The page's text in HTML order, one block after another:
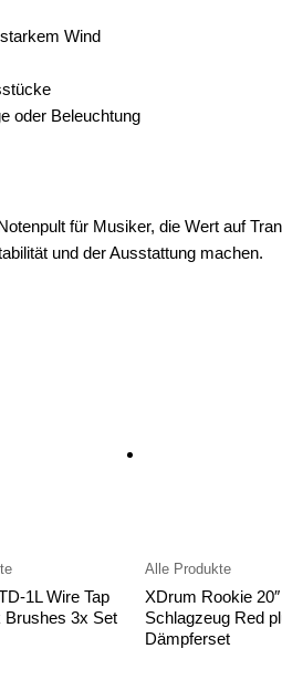
Wind
oder Beleuchtung
für Musiker, die Wert auf
und der Ausstattung machen.
1L Wire Tap
Brushes 3x Set
Alle Produkte
XDrum Rookie
Schlagzeug Red
Dämpferset